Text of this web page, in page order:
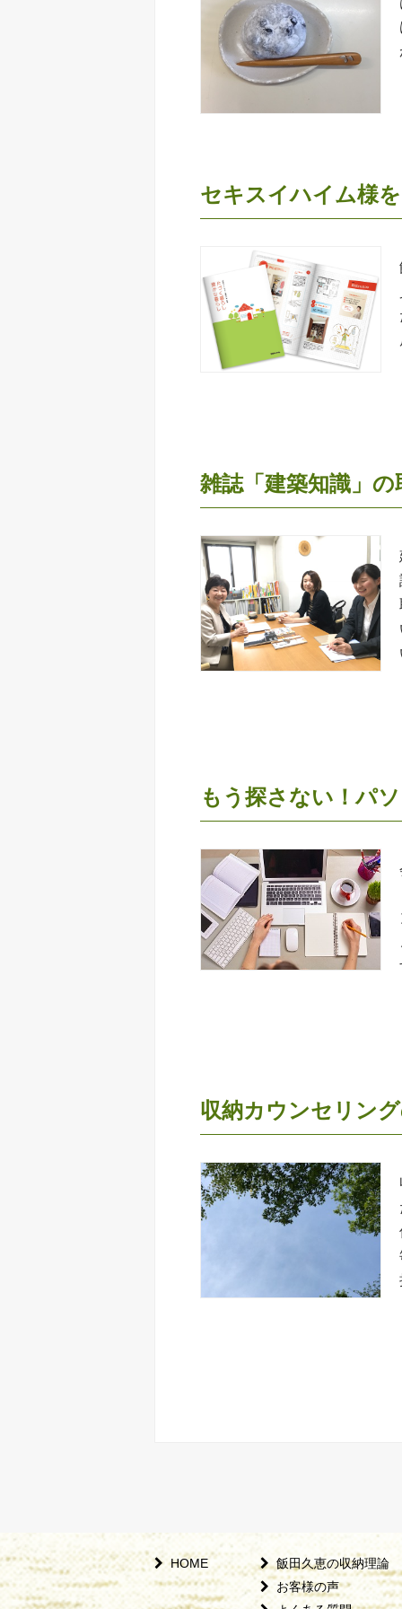
セキスイハイム様
雑誌「建築知識」
もう探さない！パ
収納カウンセリン
HOME
飯田久恵の収納理論
お客様の声